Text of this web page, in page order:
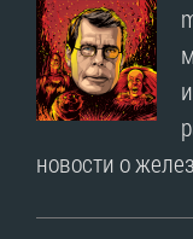
новости о